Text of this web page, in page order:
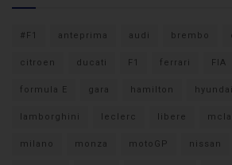
#F1 anteprima audi brembo
citroen ducati F1 ferrari FIA
formula E gara hamilton hyundai
lamborghini leclerc libere
milano monza motoGP nissan